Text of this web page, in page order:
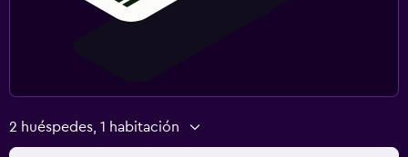
2 huéspedes, 1 habitación